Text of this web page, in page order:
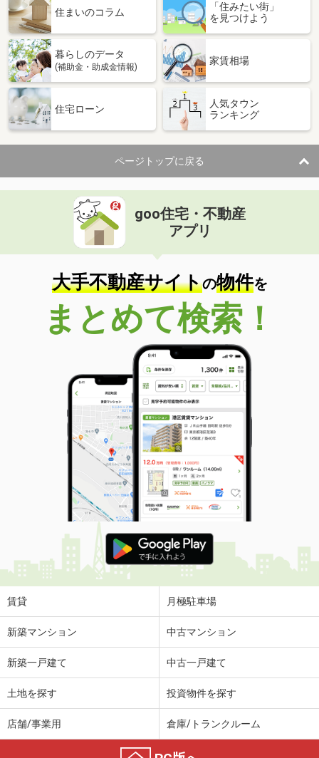
住まいのコラム
「住みたい街」
を見つけよう
暮らしのデータ
(補助金・助成金情報)
家賃相場
住宅ローン
人気タウン
ランキング
ページトップに戻る
goo住宅・不動産
アプリ
大手不動産サイトの物件を
まとめて検索！
賃貸 月極駐車場
新築マンション 中古マンション
新築一戸建て 中古一戸建て
土地を探す 投資物件を探す
店舗/事業用 倉庫/トランクルーム